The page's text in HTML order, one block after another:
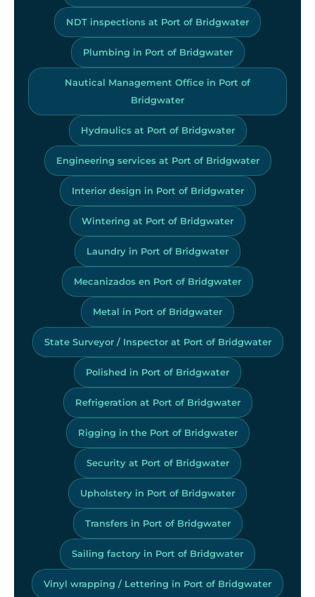
NDT inspections at Port of Bridgwater
Plumbing in Port of Bridgwater
Nautical Management Office in Port of
Bridgwater
Hydraulics at Port of Bridgwater
Engineering services at Port of Bridgwater
Interior design in Port of Bridgwater
Wintering at Port of Bridgwater
Laundry in Port of Bridgwater
Mecanizados en Port of Bridgwater
Metal in Port of Bridgwater
State Surveyor / Inspector at Port of Bridgwater
Polished in Port of Bridgwater
Refrigeration at Port of Bridgwater
Rigging in the Port of Bridgwater
Security at Port of Bridgwater
Upholstery in Port of Bridgwater
Transfers in Port of Bridgwater
Sailing factory in Port of Bridgwater
Vinyl wrapping / Lettering in Port of Bridgwater